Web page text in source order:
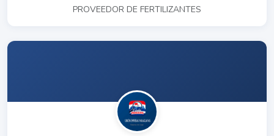
PROVEEDOR DE FERTILIZANTES